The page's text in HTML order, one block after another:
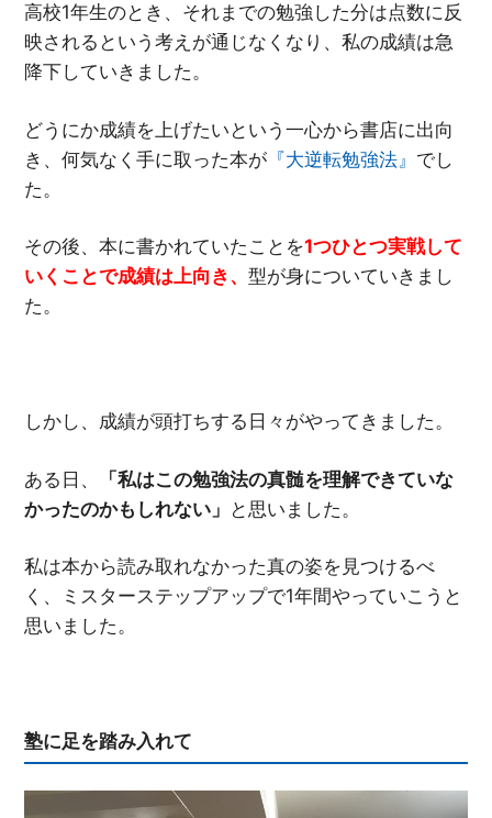
高校1年生のとき、それまでの勉強した分は点数に反
映されるという考えが通じなくなり、私の成績は急
降下していきました。
どうにか成績を上げたいという一心から書店に出向
き、何気なく手に取った本が 『大逆転勉強法』 でし
た。
その後、本に書かれていたことを1つひとつ実戦して
いくことで成績は上向き、型が身についていきまし
た。
しかし、成績が頭打ちする日々がやってきました。
ある日、
「私はこの勉強法の真髄を理解できていな
かったのかもしれない」 と思いました。
私は本から読み取れなかった真の姿を見つけるべ
く、ミスターステップアップで1年間やっていこうと
思いました。
塾に足を踏み入れて